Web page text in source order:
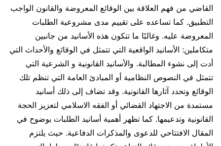
القاضي من فهم العلاقة بين الوقائع المعروضة والقانون الواجب
التطبيق. كما تساعده على تقييم مدى مشروعية الطلبات
المعروضة عليه. وغالبًا ما تتكون هذه الأسانيد من جانبين
متكاملين: الأسانيد الواقعية التي تتمثل في الوقائع والأحداث التي
أدت إلى نشوء المطالبة. والأسانيد القانونية و الشرعية التي
تتمثل في النصوص النظامية أو المبادئ العامة التي تنظم تلك
الوقائع وتحدد آثارها القانونية. وقد تضاف إلى ذلك أسانيد
مستمدة من الاجتهاد القضائي أو الفقه الاسلامي لتعزيز الحجة
القانونية وتدعيمها. كما تظهر أهمية أسانيد الطلبات بوضوح في
المقال الافتتاحي للدعوى والمذكرات الدفاعية. حيث يلتزم